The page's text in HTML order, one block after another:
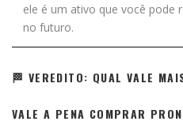
ele é um ativo que você pode
no futuro.
🏁 VEREDITO: QUAL VALE
VALE A PENA COMPRAR